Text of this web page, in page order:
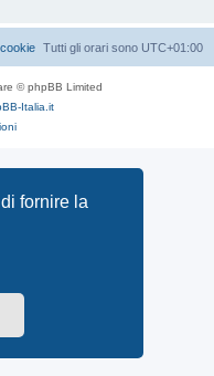
fornire la
Tutti gli orari sono UTC+01:00
© phpBB Limited
Italia.it